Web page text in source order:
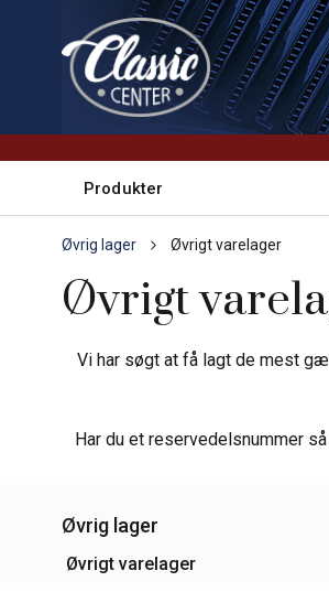
Produkter
Øvrig lager Øvrigt varelager
Øvrigt
Vi har søgt at få lagt de mest
Har du et reservedelsnummer
Øvrig lager
Øvrigt varelager